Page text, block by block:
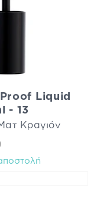
Liquid
- 13
Κραγιόν